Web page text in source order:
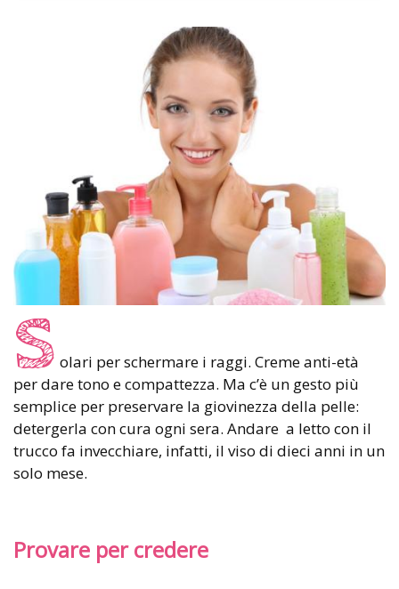
S olari per schermare i raggi. Creme anti-età
per dare tono e compattezza. Ma c’è un gesto più
semplice per preservare la giovinezza della pelle:
detergerla con cura ogni sera. Andare a letto con il
trucco fa invecchiare, infatti, il viso di dieci anni in un
solo mese.
Provare per credere